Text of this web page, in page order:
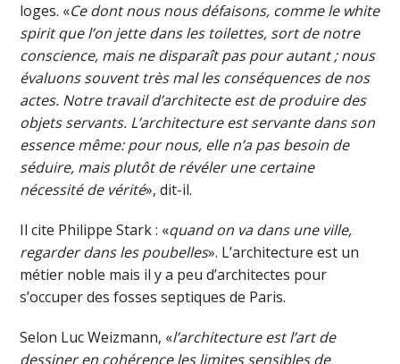
loges. «Ce dont nous nous défaisons, comme le white
spirit que l’on jette dans les toilettes, sort de notre
conscience, mais ne disparaît pas pour autant ; nous
évaluons souvent très mal les conséquences de nos
actes. Notre travail d’architecte est de produire des
objets servants. L’architecture est servante dans son
essence même: pour nous, elle n’a pas besoin de
séduire, mais plutôt de révéler une certaine
nécessité de vérité», dit-il.
Il cite Philippe Stark : «quand on va dans une ville,
regarder dans les poubelles». L’architecture est un
métier noble mais il y a peu d’architectes pour
s’occuper des fosses septiques de Paris.
Selon Luc Weizmann, «l’architecture est l’art de
dessiner en cohérence les limites sensibles de